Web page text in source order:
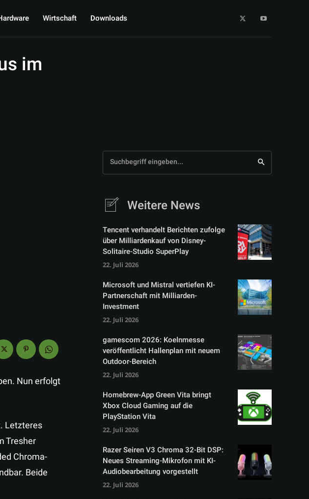
Wirtschaft Downloads
im
Nun erfolgt
Letzteres
Tresher
Chroma-
Beide
Suchbegriff eingeben...
Weitere News
Tencent verhandelt Berichten zufolge
über Milliardenkauf von Disney-
Solitaire-Studio SuperPlay
22. Juli 2026
Microsoft und Mistral vertiefen KI-
Partnerschaft mit Milliarden-
Investment
22. Juli 2026
gamescom 2026: Koelnmesse
veröffentlicht Hallenplan mit neuem
Outdoor-Bereich
22. Juli 2026
Homebrew-App Green Vita bringt
Xbox Cloud Gaming auf die
PlayStation Vita
22. Juli 2026
Razer Seiren V3 Chroma 32-Bit DSP:
Neues Streaming-Mikrofon mit KI-
Audiobearbeitung vorgestellt
22. Juli 2026